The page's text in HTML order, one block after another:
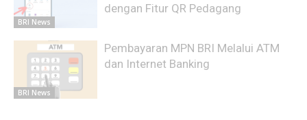
BRI News
dengan Fitur QR Pedagang
BRI News
Pembayaran MPN BRI Melalui ATM
dan Internet Banking